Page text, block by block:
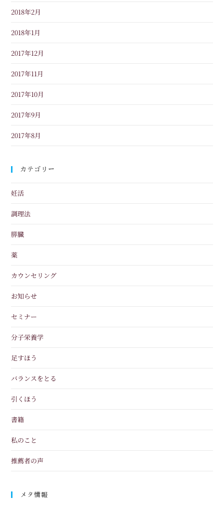
2018年2月
2018年1月
2017年12月
2017年11月
2017年10月
2017年9月
2017年8月
カテゴリー
妊活
調理法
膵臓
薬
カウンセリング
お知らせ
セミナー
分子栄養学
足すほう
バランスをとる
引くほう
書籍
私のこと
推薦者の声
メタ情報